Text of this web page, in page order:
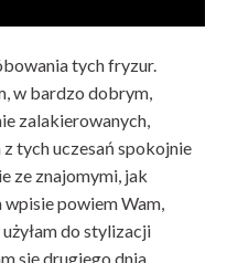
tych fryzur.
w bardzo dobrym,
zalakierowanych,
tych uczesań spokojnie
ze znajomymi, jak
powiem Wam,
do stylizacji
się drugiego dnia